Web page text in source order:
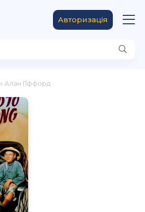
Авторизація
» Алан Ґіффорд